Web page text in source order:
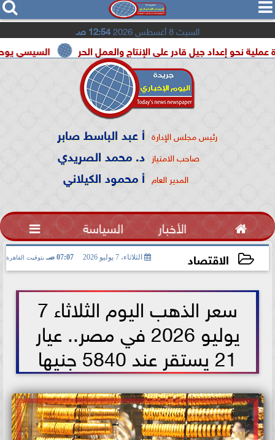
  
السبت 8 أغسطس 2026 12:54 صـ
السيسي يوحد السودان جيل قادر على الإنتاج والعمل الحر
رئيس مجلس الإدارة أ عبد الباسط صابر
صاحب الامتياز د. محمد الصريدي
المدير العام أ محمود الكيلاني
 الأخبار السياسة 
الاقتصاد الثلاثاء، 7 يوليو 2026 07:07 صـ بتوقيت القاهرة
سعر الذهب اليوم الثلاثاء 7
يوليو 2026 في مصر.. عيار
21 يستقر عند 5840 جنيها